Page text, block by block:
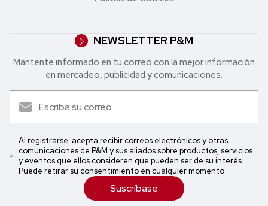
NEWSLETTER P&M
Mantente informado en tu correo con la mejor in formación
en mercadeo, publicidad y comunicaciones.
Al registrarse, acepta recibir correos electrónicos y otras
comunicaciones de P&M y sus aliados sobre productos, servicios
y eventos que ellos consideren que pueden ser de su interés.
Puede retirar su consentimiento en cualquier momento
Suscríbase